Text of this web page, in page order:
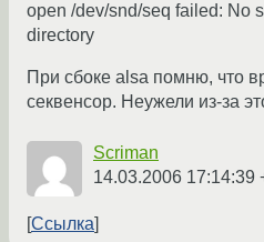
open /dev/snd/seq failed: No
directory
При сбоке alsa помню, что
секвенсор. Неужели из-за
Scriman
14.03.2006 17:14:39
Ссылка